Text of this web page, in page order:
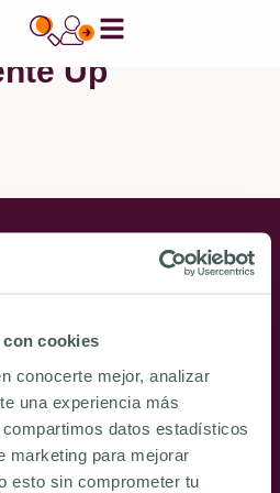
con cookies
conocerte mejor, analizar
una experiencia más
datos estadísticos
marketing para mejorar
esto sin comprometer tu
Up
POLÍTICA DE PRIVACIDAD
CANAL ÉTICO